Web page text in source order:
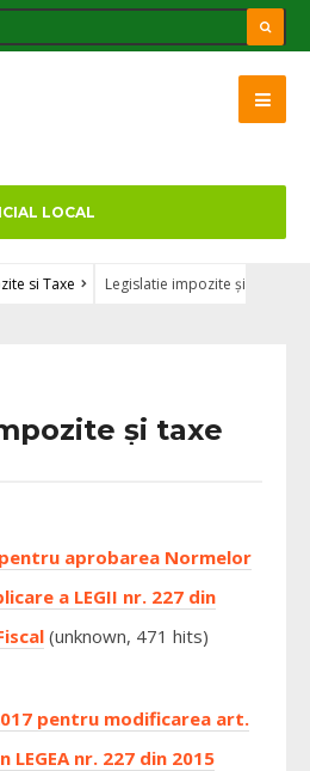
LOCAL
si Taxe
Legislatie impozite și
și taxe
pentru aprobarea Normelor
a LEGII nr. 227 din
(unknown, 471 hits)
pentru modificarea art.
nr. 227 din 2015